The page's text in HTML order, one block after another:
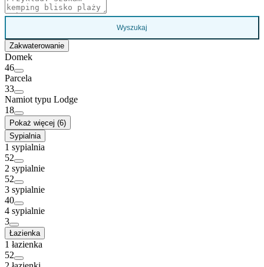
Wyszukaj
Zakwaterowanie
Domek
46
Parcela
33
Namiot typu Lodge
18
Pokaż więcej (6)
Sypialnia
1 sypialnia
52
2 sypialnie
52
3 sypialnie
40
4 sypialnie
3
Łazienka
1 łazienka
52